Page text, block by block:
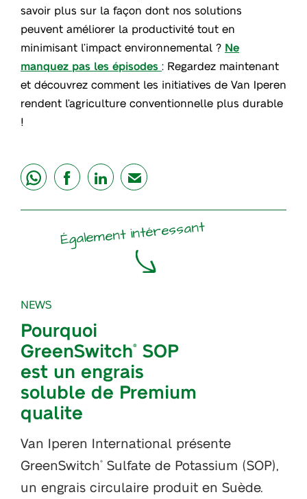
savoir plus sur la façon dont nos solutions
peuvent améliorer la productivité tout en
minimisant l’impact environnemental ? Ne
manquez pas les épisodes : Regardez maintenant
et découvrez comment les initiatives de Van Iperen
rendent l’agriculture conventionnelle plus durable
!
share share share mail
Également intéressant
NEWS
Pourquoi
GreenSwitch®
SOP
est un engrais
soluble de Premium
qualite
Van Iperen International présente
GreenSwitch®
Sulfate de Potassium (SOP),
un engrais circulaire produit en Suède.